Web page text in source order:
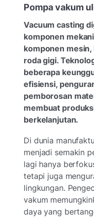
Pompa vakum
Vacuum casting
komponen
komponen
roda gigi.
beberapa
efisiensi,
pemborosan
membuat
berkelanjutan.
Di dunia
menjadi semakin
lagi hanya
tetapi juga
lingkungan.
vakum
daya yang